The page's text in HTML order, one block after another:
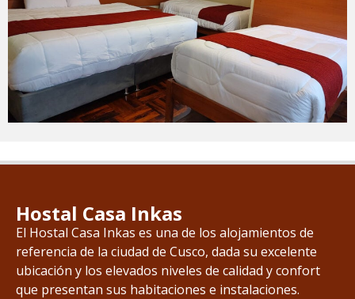
Hostal Casa Inkas
El Hostal Casa Inkas es una de los alojamientos de
referencia de la ciudad de Cusco, dada su excelente
ubicación y los elevados niveles de calidad y confort
que presentan sus habitaciones e instalaciones.